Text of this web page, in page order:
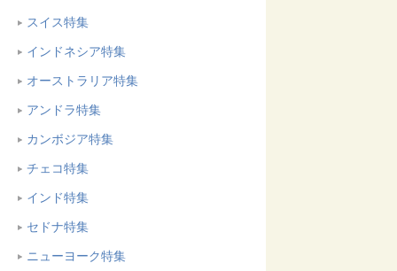
スイス特集
インドネシア特集
オーストラリア特集
アンドラ特集
カンボジア特集
チェコ特集
インド特集
セドナ特集
ニューヨーク特集